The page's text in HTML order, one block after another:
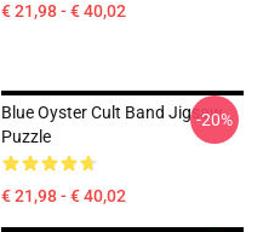
€ 21,98 - € 40,02
Blue Oyster Cult Band Jigsaw
Puzzle
€ 21,98 - € 40,02
-20%